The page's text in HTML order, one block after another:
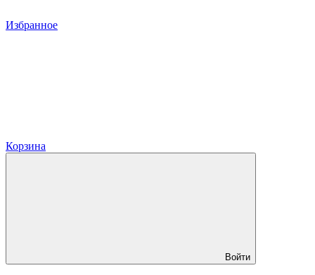
Избранное
Корзина
Войти